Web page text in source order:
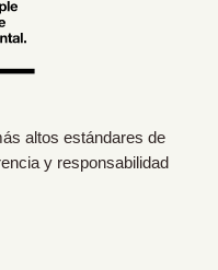
altos estándares de
y responsabilidad